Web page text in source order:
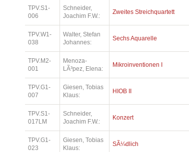
TPV.S1-
006
Schneider,
Joachim F.W.:
Zweites Streichquartett
TPV.W1-
038
Walter, Stefan
Johannes:
Sechs Aquarelle
TPV.M2-
001
Menoza-
LÃ³pez, Elena:
Mikroinventionen I
TPV.G1-
007
Giesen, Tobias
Klaus:
HIOB II
TPV.S1-
017LM
Schneider,
Joachim F.W.:
Konzert
TPV.G1-
023
Giesen, Tobias
Klaus:
SÃ¼dlich